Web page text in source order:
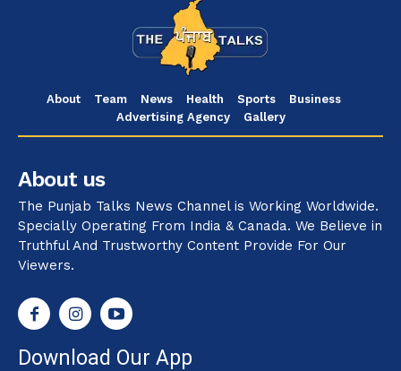
About Team News Health Sports
Business
Advertising Agency
Gallery
About us
The Punjab Talks News Channel is Working Worldwide.
Specially Operating From India & Canada. We Believe in
Truthful And Trustworthy Content Provide For Our
Viewers.
Download Our App